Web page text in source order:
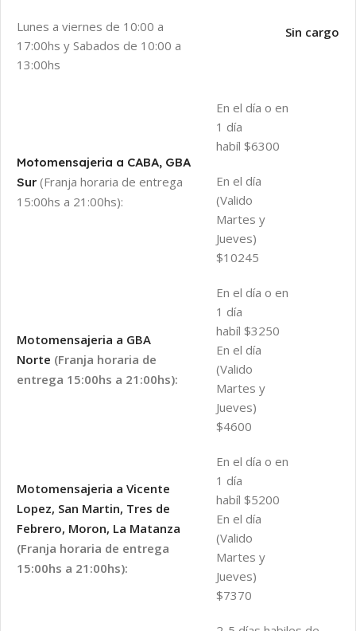
Lunes a viernes de 10:00 a
17:00hs y Sabados de 10:00 a
13:00hs
Sin cargo
Motomensajeria a CABA, GBA
Sur (Franja horaria de entrega
15:00hs a 21:00hs):
En el día o en
1 día
habíl $6300
En el día
(Valido
Martes y
Jueves)
$10245
Motomensajeria a GBA
Norte (Franja horaria de
entrega 15:00hs a 21:00hs):
En el día o en
1 día
habíl $3250
En el día
(Valido
Martes y
Jueves)
$4600
Motomensajeria a Vicente
Lopez, San Martin, Tres de
Febrero, Moron, La Matanza
(Franja horaria de entrega
15:00hs a 21:00hs):
En el día o en
1 día
habíl $5200
En el día
(Valido
Martes y
Jueves)
$7370